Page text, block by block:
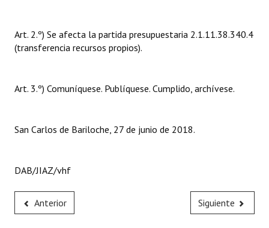
Art. 2.º) Se afecta la partida presupuestaria 2.1.11.38.340.4
(transferencia recursos propios).
Art. 3.º) Comuníquese. Publíquese. Cumplido, archívese.
San Carlos de Bariloche, 27 de junio de 2018.
DAB/JIAZ/vhf
Anterior Siguiente